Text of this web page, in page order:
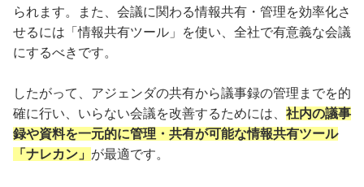
られます。また、会議に関わる情報共有・管理を効率化さ
せるには「情報共有ツール」を使い、全社で有意義な会議
にするべきです。
したがって、アジェンダの共有から議事録の管理までを的
確に行い、いらない会議を改善するためには、 社内の議事
録や資料を一元的に管理・共有が可能な情報共有ツール
「ナレカン」 が最適です。